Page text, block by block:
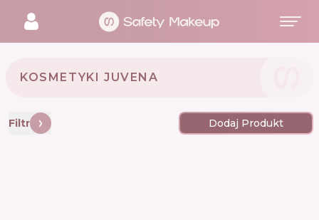
KOSMETYKI JUVENA 🇨🇭
Filtr Dodaj Produkt